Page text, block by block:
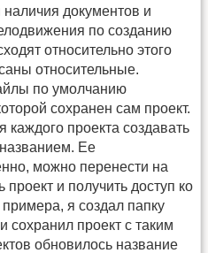
документов и
по созданию
относительно этого
относительные.
по умолчанию
сохранен сам проект.
проекта создавать
Ее
можно перенести на
и получить доступ ко
я создал папку
сохранил проект с таким
обновилось название